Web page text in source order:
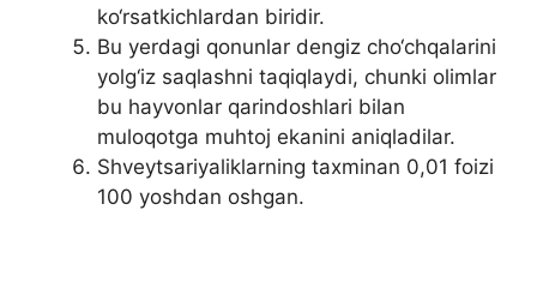
ko‘rsatkichlardan biridir.
Bu yerdagi qonunlar dengiz cho‘chqalarini
yolg‘iz saqlashni taqiqlaydi, chunki olimlar
bu hayvonlar qarindoshlari bilan
muloqotga muhtoj ekanini aniqladilar.
Shveytsariyaliklarning taxminan 0,01 foizi
100 yoshdan oshgan.